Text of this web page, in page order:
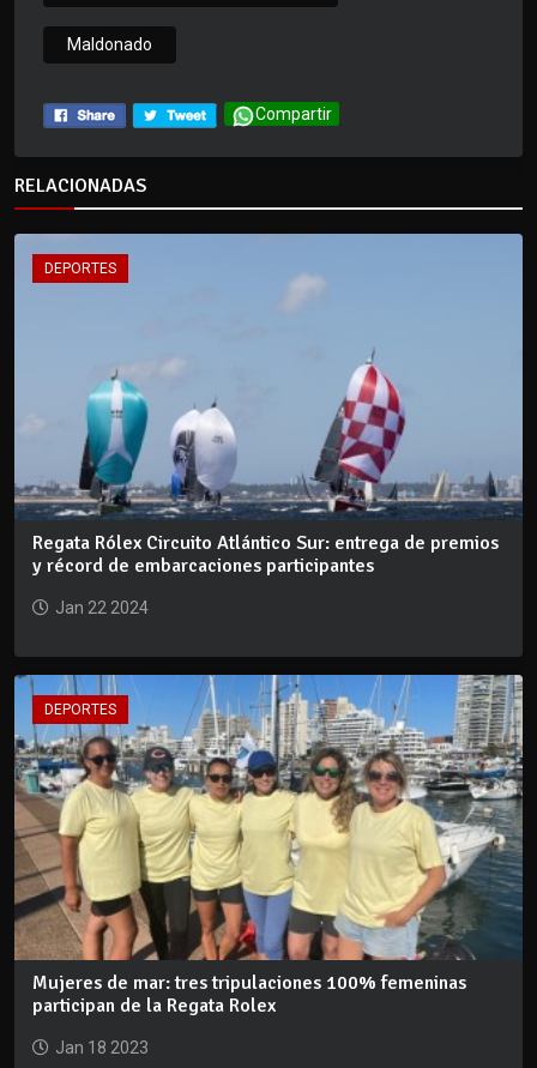
Maldonado
Compartir
RELACIONADAS
DEPORTES
Regata Rólex Circuito Atlántico Sur: entrega de premios
y récord de embarcaciones participantes
Jan 22 2024
DEPORTES
Mujeres de mar: tres tripulaciones 100% femeninas
participan de la Regata Rolex
Jan 18 2023